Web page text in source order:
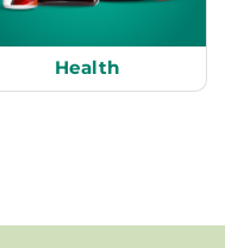
Health